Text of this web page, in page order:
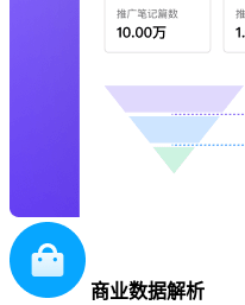
商业数据解析